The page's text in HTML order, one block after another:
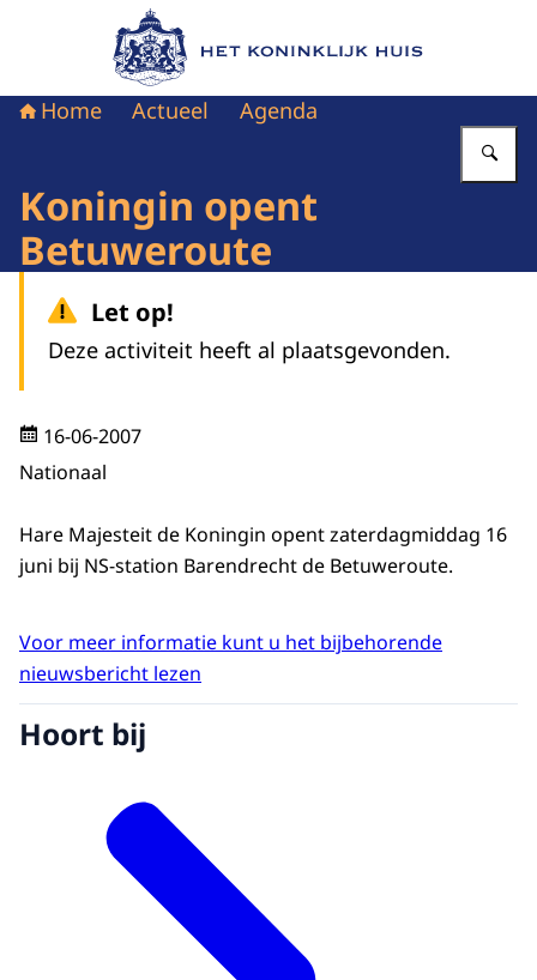
Naar de homepage van Het Koninklijk Huis
Home Actueel Agenda
Koningin opent
Betuweroute
Let op!
Deze activiteit heeft al plaatsgevonden.
16-06-2007
Nationaal
Hare Majesteit de Koningin opent zaterdagmiddag 16
juni bij NS-station Barendrecht de Betuweroute.
Voor meer informatie kunt u het bijbehorende
nieuwsbericht lezen
Hoort bij